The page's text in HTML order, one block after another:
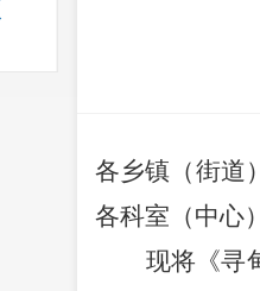
各乡镇（街道
各科室 （中心
现将《寻